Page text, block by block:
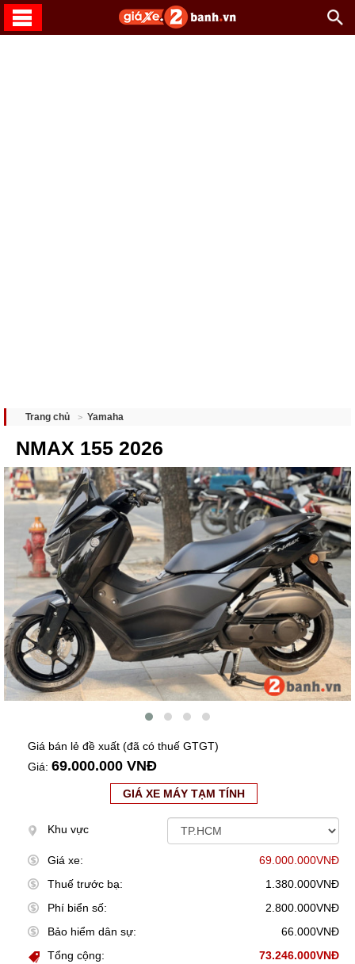
Trang chủ Yamaha
NMAX 155 2026
Giá bán lẻ đề xuất (đã có thuế GTGT)
Giá: 69.000.000 VNĐ
GIÁ XE MÁY TẠM TÍNH
Khu vực
Giá xe:
69.000.000VNĐ
Thuế trước bạ:
1.380.000VNĐ
Phí biển số:
2.800.000VNĐ
Bảo hiểm dân sự:
66.000VNĐ
Tổng cộng:
73.246.000VNĐ